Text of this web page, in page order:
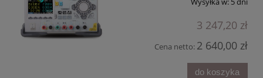
3 247,20 zł
Cena netto: 2 640,00 zł
do koszyka